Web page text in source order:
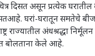
दिसत असून प्रत्येक
घरां-घरातून समतेचे
राज्यातील अंधश्रद्धा
बोलताना केले आहे.